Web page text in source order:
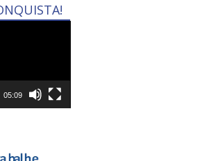
05:09